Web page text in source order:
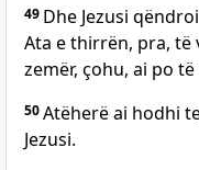
49 Dhe Jezusi
Ata e thirrën, pra, të
zemër, çohu, ai po
50Atëherë ai hodhi
Jezusi.